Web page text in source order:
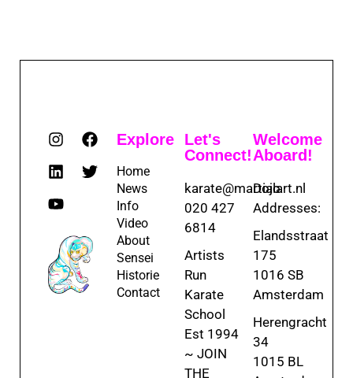
Explore
Home
News
Info
Video
About
Sensei
Historie
Contact
Let's
Connect!
karate@martialart.nl
020 427
6814
Artists
Run
Karate
School
Est 1994
~ JOIN
THE
Welcome
Aboard!
Dojo
Addresses:
Elandsstraat
175
1016 SB
Amsterdam
Herengracht
34
1015 BL